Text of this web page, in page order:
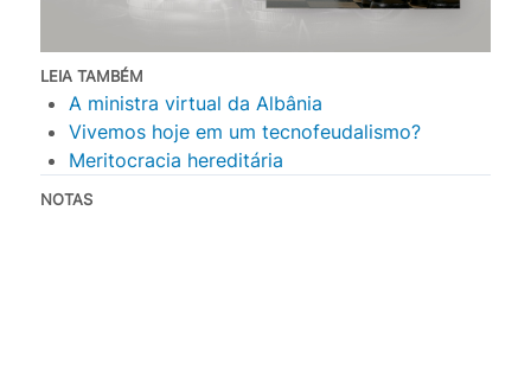
LEIA TAMBÉM
A ministra virtual da Albânia
Vivemos hoje em um tecnofeudalismo?
Meritocracia hereditária
NOTAS